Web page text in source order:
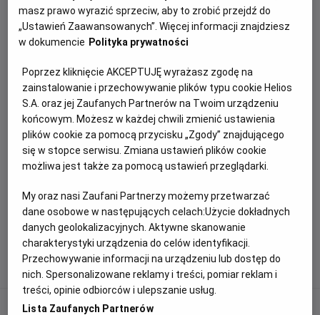
Dziękujemy za inspirujące historie i udział w zabawie.
Zgodnie z regulaminem konkursu zwycięzca zostanie
wyłoniony przez Komisję Konkursową i poinformowany
o wygranej w wiadomości prywatnej na Instagramie.
Zapraszamy do śledzenia naszych kolejnych
konkursów i wydarzeń.
Regulamin konkursu „NIE KAŻDA SUPERGIRL NOSI
PELERYNĘ”
FormatPDF , rozmiar pliku 1.68Kb
masz prawo wyrazić sprzeciw, aby to zrobić przejdź do
„Ustawień Zaawansowanych”. Więcej informacji znajdziesz
w dokumencie Polityka prywatności
Poprzez kliknięcie AKCEPTUJĘ wyrażasz zgodę na
zainstalowanie i przechowywanie plików typu cookie Helios
S.A. oraz jej Zaufanych Partnerów na Twoim urządzeniu
końcowym. Możesz w każdej chwili zmienić ustawienia
plików cookie za pomocą przycisku „Zgody” znajdującego
się w stopce serwisu. Zmiana ustawień plików cookie
możliwa jest także za pomocą ustawień przeglądarki.
My oraz nasi Zaufani Partnerzy możemy przetwarzać
dane osobowe w następujących celach:Użycie dokładnych
danych geolokalizacyjnych. Aktywne skanowanie
charakterystyki urządzenia do celów identyfikacji.
Przechowywanie informacji na urządzeniu lub dostęp do
nich. Spersonalizowane reklamy i treści, pomiar reklam i
treści, opinie odbiorców i ulepszanie usług.
Lista Zaufanych Partnerów